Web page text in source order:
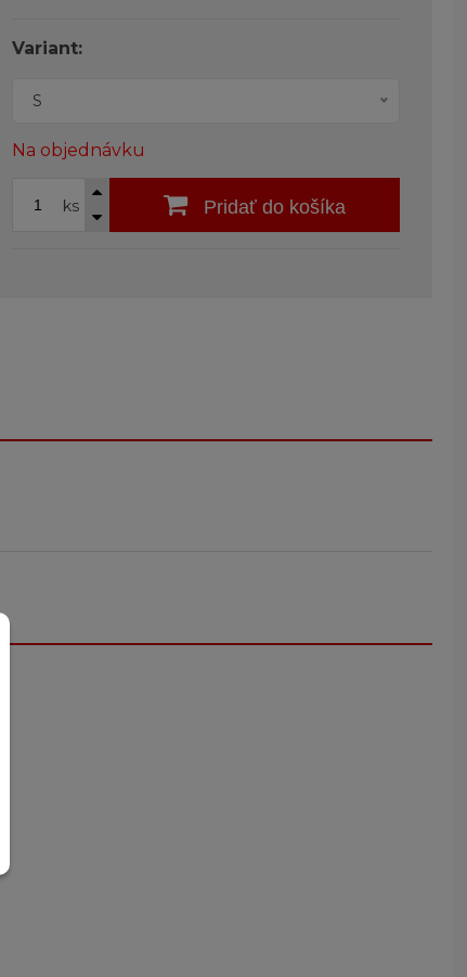
Variant:
S
Na objednávku
ks Pridať do košíka